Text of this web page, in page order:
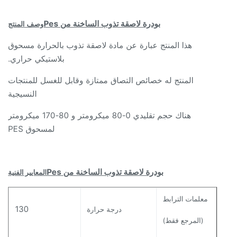
بودرة لاصقة تذوب الساخنة من Pes وصف المنتج
هذا المنتج عبارة عن مادة لاصقة تذوب بالحرارة مسحوق
بلاستيكي حراري.
المنتج له خصائص التصاق ممتازة وقابل للغسل للمنتجات
النسيجية
هناك حجم تقليدي 0-80 ميكرومتر و 80-170 ميكرومتر
لمسحوق PES
بودرة لاصقة تذوب الساخنة من Pes المعايير الفنية
معلمات الترابط
(المرجع فقط)
درجة حرارة